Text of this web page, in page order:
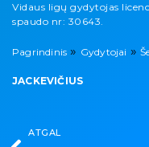
Vidaus ligų gydytojas
spaudo nr: 30643.
Pagrindinis » Gydytojai »
JACKEVIČIUS
ATGAL